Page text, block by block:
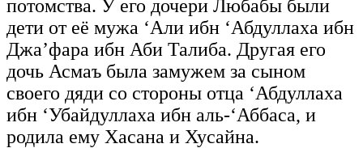
потомства. У его дочери Любабы были
дети от её мужа ‘Али ибн ‘Абдуллаха ибн
Джа’фара ибн Аби Талиба. Другая его
дочь Асмаъ была замужем за сыном
своего дяди со стороны отца ‘Абдуллаха
ибн ‘Убайдуллаха ибн аль-‘Аббаса, и
родила ему Хасана и Хусайна.